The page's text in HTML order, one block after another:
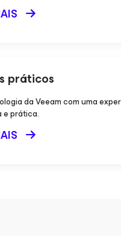
práticos
da Veeam com uma
e prática.